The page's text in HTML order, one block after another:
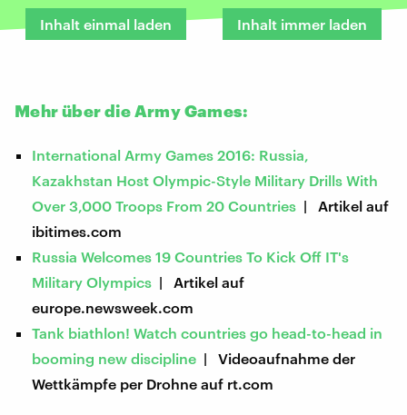
Inhalt einmal laden Inhalt immer laden
Mehr über die Army Games:
International Army Games 2016: Russia,
Kazakhstan Host Olympic-Style Military Drills With
Over 3,000 Troops From 20 Countries | Artikel auf
ibitimes.com
Russia Welcomes 19 Countries To Kick Off IT's
Military Olympics | Artikel auf
europe.newsweek.com
Tank biathlon! Watch countries go head-to-head in
booming new discipline | Videoaufnahme der
Wettkämpfe per Drohne auf rt.com